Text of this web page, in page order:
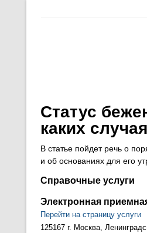
Статус
каких
В статье пойдет речь о
и об основаниях для его
Справочные услуги
Электронная
Перейти на страницу услуги
125167 г. Москва,